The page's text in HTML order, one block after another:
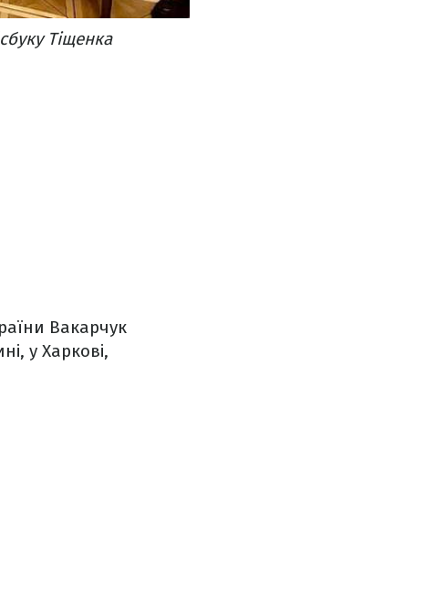
Тіщенка
Вакарчук
у Харкові,